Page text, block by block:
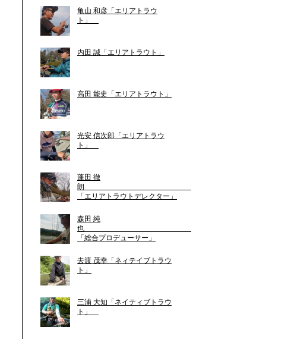
亀山 和彦「エリアトラウ
ト」
内田 誠「エリアトラウト」
高田 能史「エリアトラウト」
光安 信次郎「エリアトラウ
ト」
蓬田 徹
朗
「エリアトラウトデレクター」
森田 純
也
「総合プロデューサー」
去渡 茂幸「ネィテイブトラウ
ト」
三浦 大知「ネイティブトラウ
ト」